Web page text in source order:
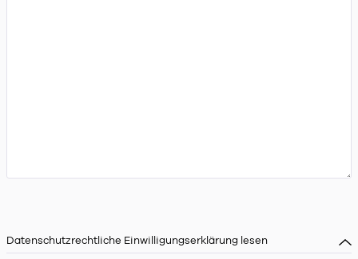
Datenschutzrechtliche Einwilligungserklärung lesen